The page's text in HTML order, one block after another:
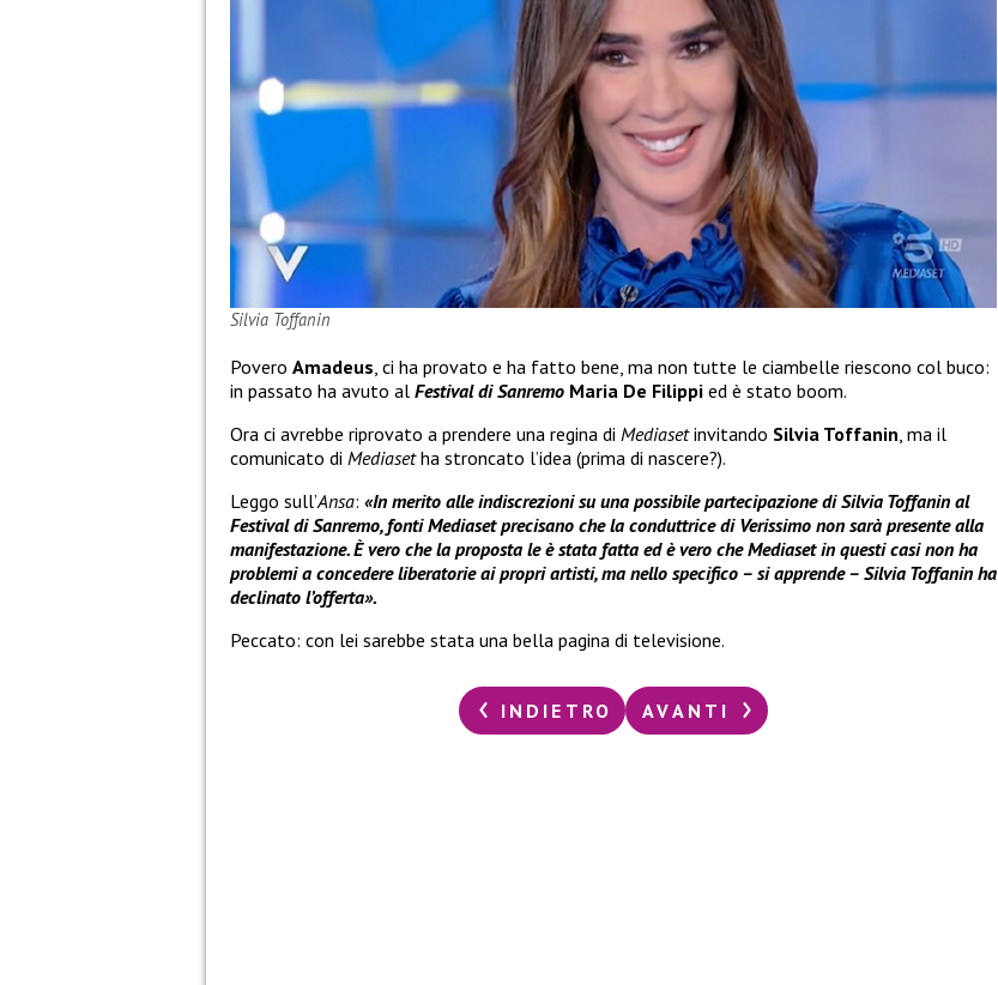
Silvia Toffanin
Povero Amadeus, ci ha provato e ha fatto bene, ma non tutte le ciambelle riescono col buco:
in passato ha avuto al Festival di Sanremo Maria De Filippi ed è stato boom.
Ora ci avrebbe riprovato a prendere una regina di Mediasetinvitando Silvia Toffanin, ma il
comunicato di Mediasetha stroncato l’idea (prima di nascere?).
Leggo sull’Ansa: «In merito alle indiscrezioni su una possibile partecipazione di Silvia Toffanin al
Festival di Sanremo, fonti Mediaset precisano che la conduttrice di Verissimo non sarà presente alla
manifestazione. È vero che la proposta le è stata fatta ed è vero che Mediaset in questi casi non ha
problemi a concedere liberatorie ai propri artisti, ma nello specifico – si apprende – Silvia Toffanin ha
declinato l’offerta».
Peccato: con lei sarebbe stata una bella pagina di televisione.
INDIETRO AVANTI